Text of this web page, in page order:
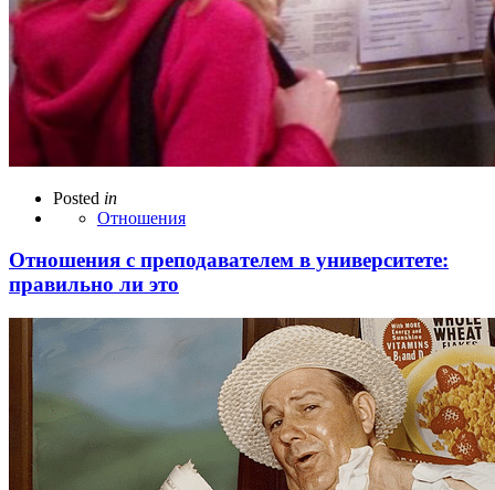
Posted in
Отношения
Отношения с преподавателем в университете:
правильно ли это